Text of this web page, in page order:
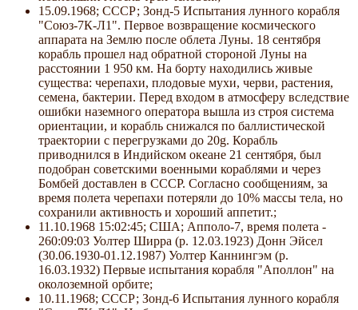
15.09.1968; СССР; Зонд-5 Испытания лунного корабля
"Союз-7К-Л1". Первое возвращение космического
аппарата на Землю после облета Луны. 18 сентября
корабль прошел над обратной стороной Луны на
расстоянии 1 950 км. На борту находились живые
существа: черепахи, плодовые мухи, черви, растения,
семена, бактерии. Перед входом в атмосферу вследствие
ошибки наземного оператора вышла из строя система
ориентации, и корабль снижался по баллистической
траектории с перегрузками до 20g. Корабль
приводнился в Индийском океане 21 сентября, был
подобран советскими военными кораблями и через
Бомбей доставлен в СССР. Согласно сообщениям, за
время полета черепахи потеряли до 10% массы тела, но
сохранили активность и хороший аппетит.;
11.10.1968 15:02:45; США; Апполо-7, время полета -
260:09:03 Уолтер Ширра (р. 12.03.1923) Донн Эйсел
(30.06.1930-01.12.1987) Уолтер Каннингэм (р.
16.03.1932) Первые испытания корабля "Аполлон" на
околоземной орбите;
10.11.1968; СССР; Зонд-6 Испытания лунного корабля